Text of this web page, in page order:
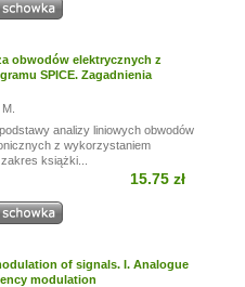
obwodów elektrycznych z
SPICE. Zagadnienia
analizy liniowych obwodów
z wykorzystaniem
książki...
15.75 zł
of signals. I. Analogue
modulation